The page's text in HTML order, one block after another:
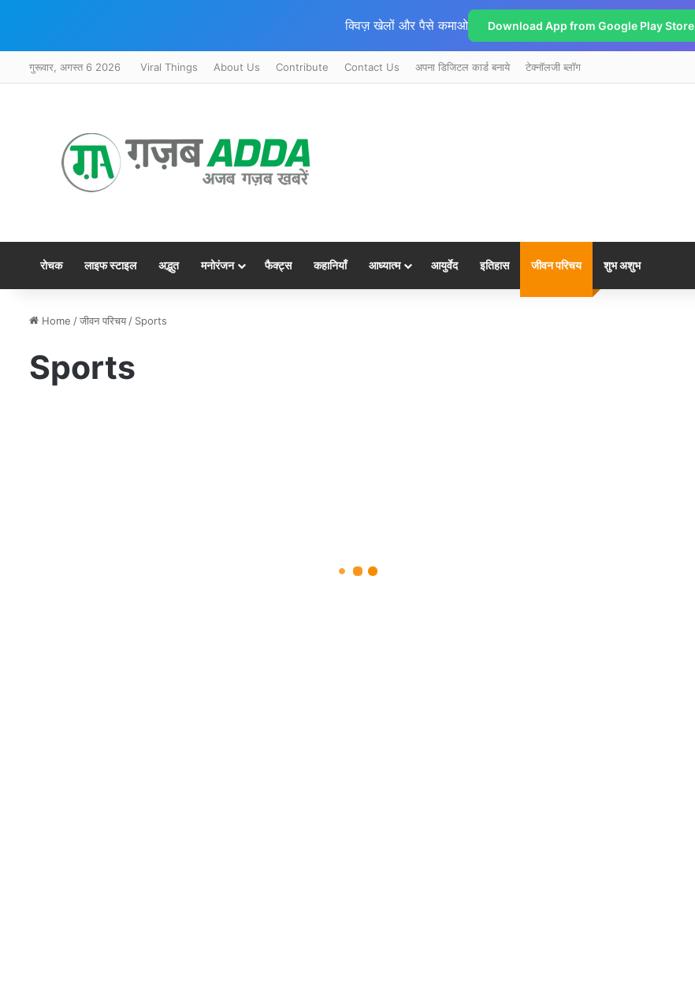
क्विज़ खेलों और पैसे कमाओ Download App from Google Play Store
गुरूवार, अगस्त 6 2026 Viral Things About Us Contribute Contact Us अपना डिजिटल कार्ड बनाये टेक्नॉलजी ब्लॉग
रोचक लाइफ स्टाइल अद्भुत मनोरंजन फैक्ट्स कहानियाँ आध्यात्म आयुर्वेद इतिहास जीवन परिचय शुभ अशुभ
Home /जीवन परिचय / Sports
Sports